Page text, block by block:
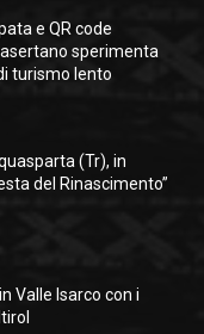
e QR code
sperimenta
turismo lento
(Tr), in
del Rinascimento”
Valle Isarco con i